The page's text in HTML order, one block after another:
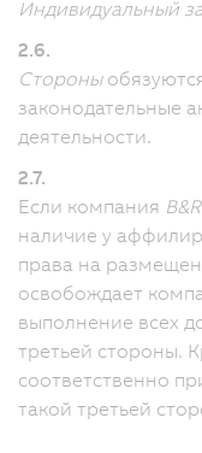
Индивидуальный
2.6.
Стороны
законодательные
деятельности.
2.7.
Если компания B&R
наличие у
права на
освобождает
выполнение всех
третьей стороны.
соответственно
такой третьей